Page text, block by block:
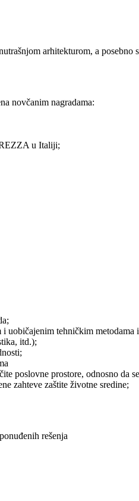
arhitekturom, a
novčanim nagradama:
u Italiji;
tehničkim
itd.);
poslovne prostore, odnosno da
zahteve zaštite životne sredine;
rešenja